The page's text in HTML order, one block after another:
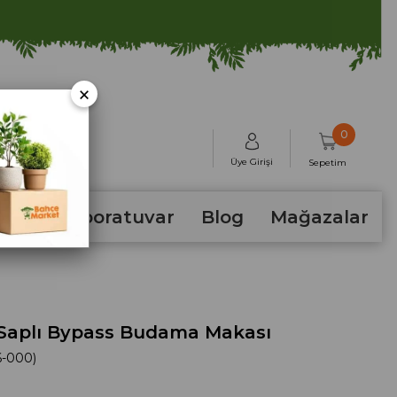
Üye Girişi Sepetim
0
Laboratuvar Blog Mağazalar
Bypass Budama Makası
000)
×